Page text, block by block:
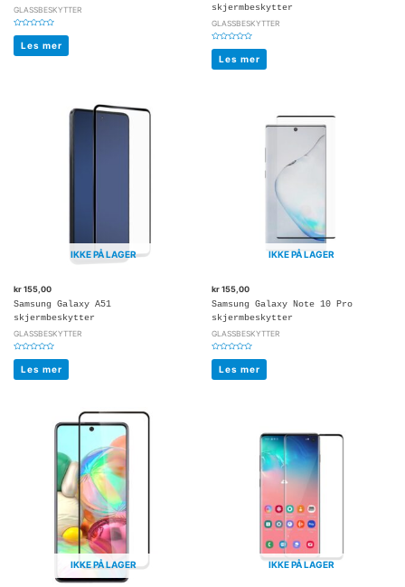
GLASSBESKYTTER
Vurdert
av
5
Les mer
skjermbeskytter
GLASSBESKYTTER
Vurdert
av
5
Les mer
IKKE PÅ LAGER
kr155,00
Samsung Galaxy A51
skjermbeskytter
GLASSBESKYTTER
Vurdert
av
5
Les mer
IKKE PÅ LAGER
kr155,00
Samsung Galaxy Note 10 Pro
skjermbeskytter
GLASSBESKYTTER
Vurdert
av
5
Les mer
IKKE PÅ LAGER IKKE PÅ LAGER